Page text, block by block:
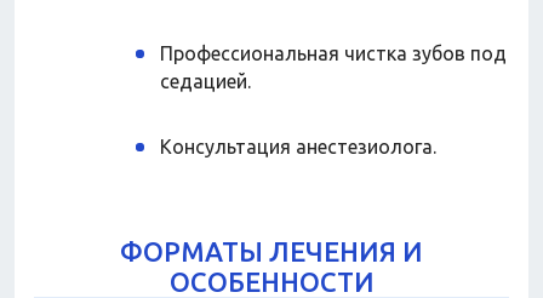
Профессиональная чистка зубов под
седацией.
Консультация анестезиолога.
ФОРМАТЫ ЛЕЧЕНИЯ И
ОСОБЕННОСТИ